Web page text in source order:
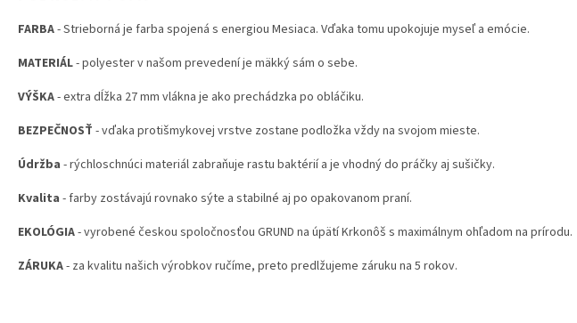
FARBA- Strieborná je farba spojená s energiou Mesiaca. Vďaka tomu upokojuje myseľ a emócie.
MATERIÁL- polyester v našom prevedení je mäkký sám o sebe.
VÝŠKA- extra dĺžka 27 mm vlákna je ako prechádzka po obláčiku.
BEZPEČNOSŤ - vďaka protišmykovej vrstve zostane podložka vždy na svojom mieste.
Údržba - rýchloschnúci materiál zabraňuje rastu baktérií a je vhodný do práčky aj sušičky.
Kvalita - farby zostávajú rovnako sýte a stabilné aj po opakovanom praní.
EKOLÓGIA- vyrobené českou spoločnosťou GRUND na úpätí Krkonôš s maximálnym ohľadom na prírodu.
ZÁRUKA- za kvalitu našich výrobkov ručíme, preto predlžujeme záruku na 5 rokov.